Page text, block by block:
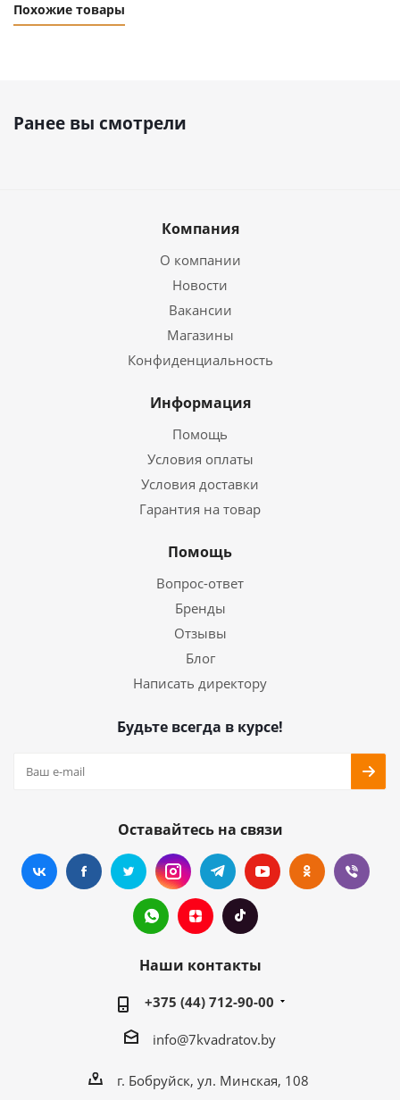
Похожие товары
Ранее вы смотрели
Компания
О компании
Новости
Вакансии
Магазины
Конфиденциальность
Информация
Помощь
Условия оплаты
Условия доставки
Гарантия на товар
Помощь
Вопрос-ответ
Бренды
Отзывы
Блог
Написать директору
Будьте всегда в курсе!
Оставайтесь на связи
Наши контакты
+375 (44) 712-90-00
info@7kvadratov.by
г. Бобруйск, ул. Минская, 108